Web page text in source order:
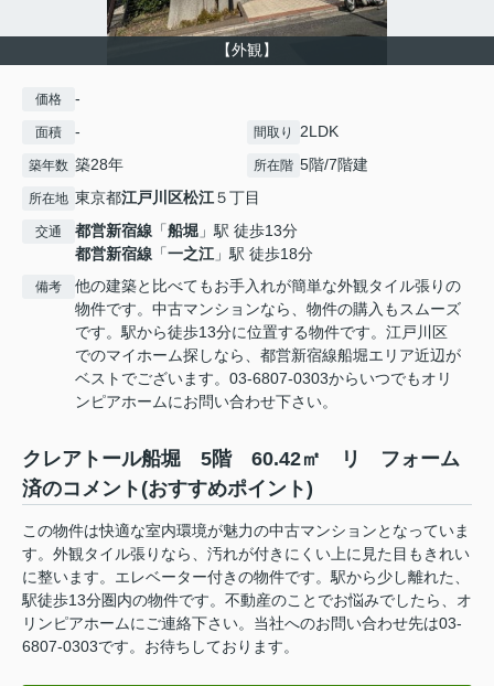
【外観】
価格 -
面積 - 間取り 2LDK
築年数 築28年 所在階 5階/7階建
所在地 東京都江戸川区松江５丁目
交通 都営新宿線 「船堀 」駅 徒歩13分
都営新宿線 「一之江」駅 徒歩18分
備考
他の建築と比べてもお手入れが簡単な外観タイル張りの
物件です。中古マンションなら、物件の購入もスムーズ
です。駅から徒歩13分に位置する物件です。江戸川区
でのマイホーム探しなら、都営新宿線船堀エリア近辺が
ベストでございます。03-6807-0303からいつでもオリ
ンピアホームにお問い合わせ下さい。
クレアトール船堀 5階 60.42㎡ リ フォーム
済のコメント(おすすめポイント)
この物件は快適な室内環境が魅力の中古マンションとなっていま
す。外観タイル張りなら、汚れが付きにくい上に見た目もきれい
に整います。エレベーター付きの物件です。駅から少し離れた、
駅徒歩13分圏内の物件です。不動産のことでお悩みでしたら、オ
リンピアホームにご連絡下さい。当社へのお問い合わせ先は03-
6807-0303です。お待ちしております。